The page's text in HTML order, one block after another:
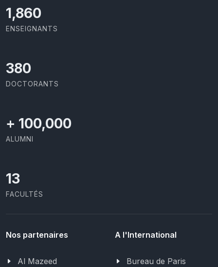
2,029
ENSEIGNANTS
414
DOCTORANTS
+ 100,000
ALUMNI
13
FACULTÉS
Nos partenaires
Al Mazeed
A l'International
Bureau de Paris